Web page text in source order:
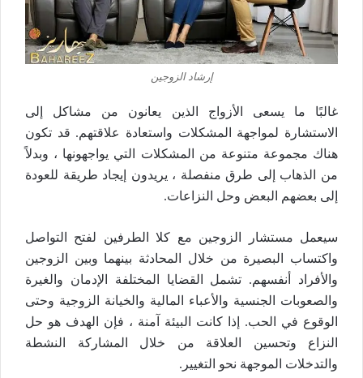
إرشاد الزوجين
غالبًا ما يسعى الأزواج الذين يعانون من مشاكل إلى
الاستشارة لمواجهة المشكلات واستعادة علاقتهم. قد تكون
هناك مجموعة متنوعة من المشكلات التي يواجهونها ، وبدلاً
من الذهاب إلى طرق منفصلة ، يريدون إيجاد طريقة للعودة
إلى بعضهم البعض وحل النزاعات.
سيعمل مستشار الزوجين مع كلا الطرفين لفتح التواصل
واكتساب البصيرة من خلال المحادثة بينهما وبين الزوجين
والأفراد أنفسهم. تشمل القضايا المختلفة الإدمان والغيرة
والصعوبات الجنسية والأعباء المالية والخيانة الزوجية وحتى
الوقوع في الحب. إذا كانت البيئة آمنة ، فإن الهدف هو حل
النزاع وتحسين العلاقة من خلال المشاركة النشطة
والتدخلات الموجهة نحو التغيير.